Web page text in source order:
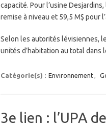
capacité. Pour l’usine
remise à niveau et 59,5 M$ pour
Selon les autorités lévisiennes,
unités d’habitation au total dans
Catégorie(s) : Environnement,
3e lien : l’UPA